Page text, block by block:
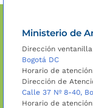
Ministerio de
Dirección
Bogotá DC
Horario de
Dirección de
Calle 37 Nº 8-40,
Horario de